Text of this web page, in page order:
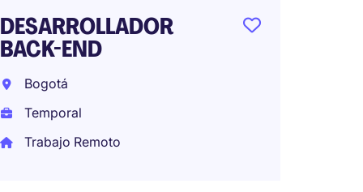
DESARROLLADOR
BACK-END
Bogotá
Temporal
Trabajo Remoto